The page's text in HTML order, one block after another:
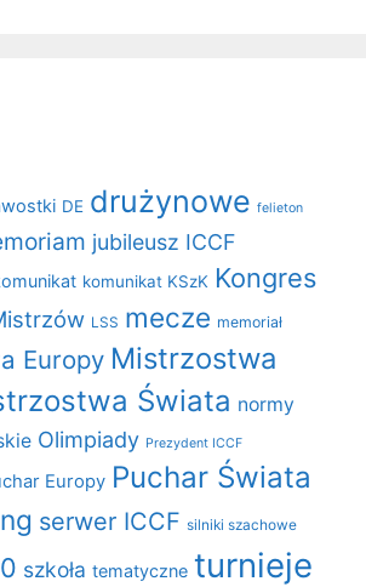
DE drużynowe felieton
jubileusz ICCF
komunikat KSzK Kongres
LSS mecze memoriał
Europy Mistrzostwa
Świata normy
Olimpiady Prezydent ICCF
Europy Puchar Świata
serwer ICCF silniki szachowe
szkoła tematyczne turnieje